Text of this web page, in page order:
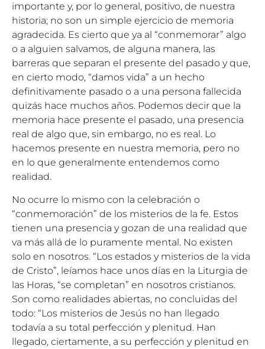
importante y, por lo general, positivo, de nuestra
historia; no son un simple ejercicio de memoria
agradecida. Es cierto que ya al “conmemorar” algo
o a alguien salvamos, de alguna manera, las
barreras que separan el presente del pasado y que,
en cierto modo, “damos vida” a un hecho
definitivamente pasado o a una persona fallecida
quizás hace muchos años. Podemos decir que la
memoria hace presente el pasado, una presencia
real de algo que, sin embargo, no es real. Lo
hacemos presente en nuestra memoria, pero no
en lo que generalmente entendemos como
realidad.
No ocurre lo mismo con la celebración o
“conmemoración” de los misterios de la fe. Estos
tienen una presencia y gozan de una realidad que
va más allá de lo puramente mental. No existen
solo en nosotros. “Los estados y misterios de la vida
de Cristo”, leíamos hace unos días en la Liturgia de
las Horas, “se completan” en nosotros cristianos.
Son como realidades abiertas, no concluidas del
todo: “Los misterios de Jesús no han llegado
todavía a su total perfección y plenitud. Han
llegado, ciertamente, a su perfección y plenitud en